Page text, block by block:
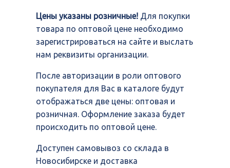
Цены указаны розничные! Для покупки
товара по оптовой цене необходимо
зарегистрироваться на сайте и выслать
нам реквизиты организации.
После авторизации в роли оптового
покупателя для Вас в каталоге будут
отображаться две цены: оптовая и
розничная. Оформление заказа будет
происходить по оптовой цене.
Доступен самовывоз со склада в
Новосибирске и доставка